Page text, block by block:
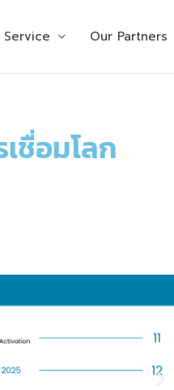
Service Our Partners
ชื่อมโลก